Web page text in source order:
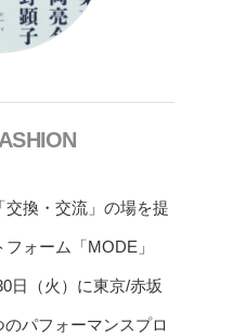
換・交流」の場を提
ォーム「MODE」
日（火）に東京/赤坂
パフォーマンスプロ